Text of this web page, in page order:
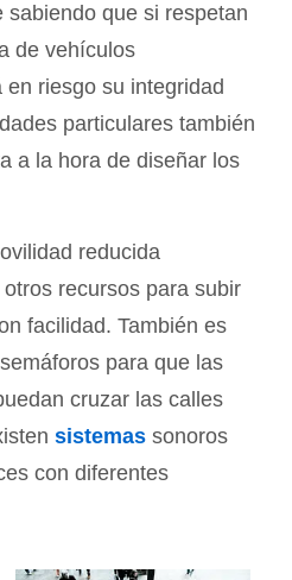
que si respetan
de vehículos
riesgo su integridad
particulares también
a la hora de diseñar los
reducida
otros recursos para subir
facilidad. También es
para que las
cruzar las calles
sistemas sonoros
con diferentes